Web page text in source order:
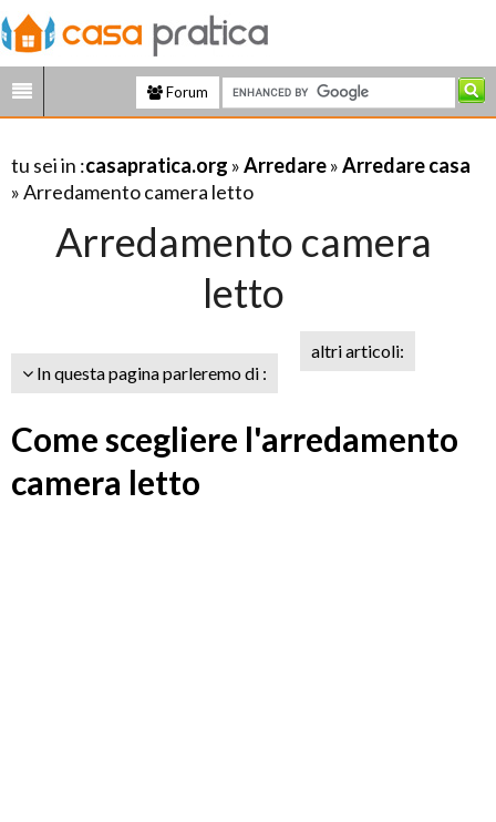
Forum
tu sei in :casapratica.org »Arredare»Arredare casa
» Arredamento camera letto
Arredamento camera
letto
In questa pagina parleremo di :
altri articoli:
Come scegliere l'arredamento
camera letto